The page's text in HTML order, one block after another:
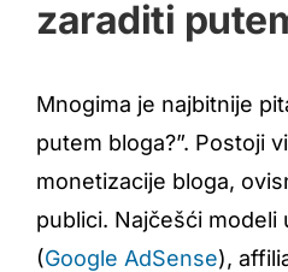
zaraditi
Mnogima je najbitnije
putem bloga?”. Postoji
monetizacije bloga,
publici. Najčešći modeli
(Google AdSense),